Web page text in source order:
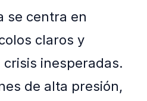
se centra en
claros y
inesperadas.
de alta presión,